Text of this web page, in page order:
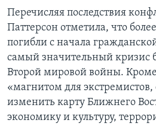
Перечисляя последствия
Паттерсон отметила, что
погибли с начала
самый значительный кризис
Второй мировой войны. Кроме
«магнитом для
изменить карту Ближнего
экономику и культуру,